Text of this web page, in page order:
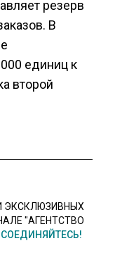
резерв
В
единиц к
второй
ЭКСКЛЮЗИВНЫХ
"АГЕНТСТВО